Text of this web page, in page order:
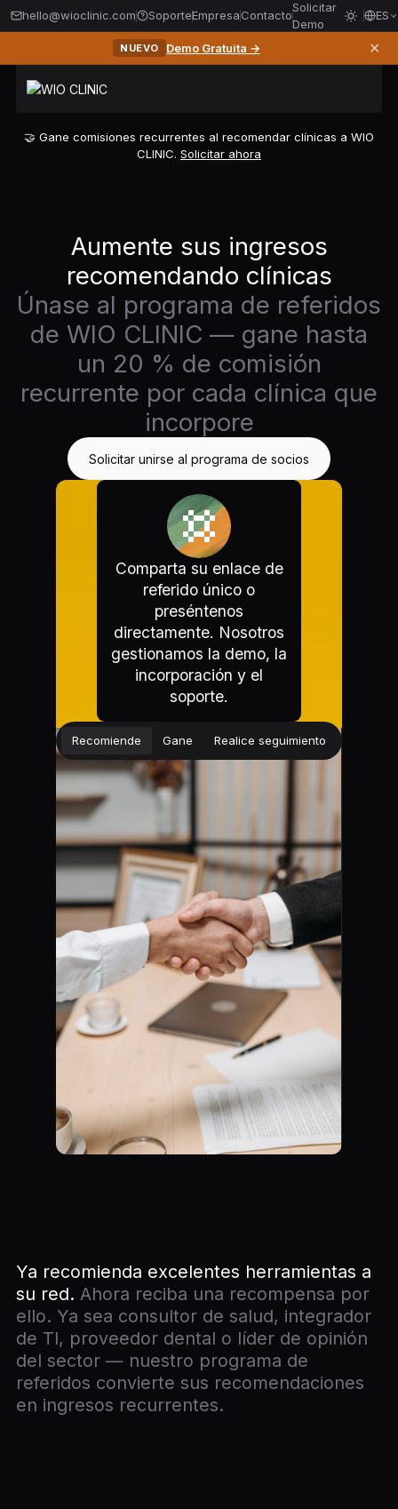
hello@wioclinic.com SoporteEmpresaContacto
Solicitar
Demo
ES
NUEVO Demo Gratuita → ✕
🤝 Gane comisiones recurrentes al recomendar clínicas a WIO
CLINIC. Solicitar ahora
Aumente sus ingresos
recomendando clínicas
Únase al programa de referidos
de WIO CLINIC — gane hasta
un 20 % de comisión
recurrente por cada clínica que
incorpore
Solicitar unirse al programa de socios
Recomiende Gane Realice seguimiento
Comparta su enlace de
referido único o
preséntenos
directamente. Nosotros
gestionamos la demo, la
incorporación y el
soporte.
Ya recomienda excelentes herramientas a
su red. Ahora reciba una recompensa por
ello. Ya sea consultor de salud, integrador
de TI, proveedor dental o líder de opinión
del sector — nuestro programa de
referidos convierte sus recomendaciones
en ingresos recurrentes.